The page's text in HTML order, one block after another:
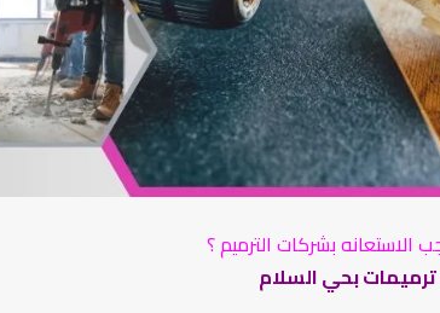
الاستعانه بشركات الترميم ؟
بحي السلام